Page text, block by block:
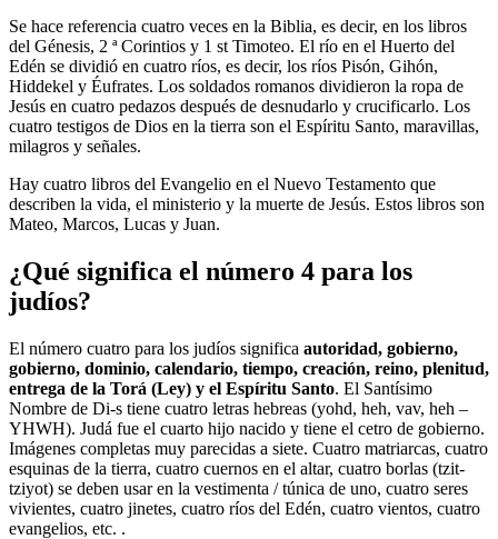
Se hace referencia cuatro veces en la Biblia, es decir, en los libros
del Génesis, 2 ª Corintios y 1 st Timoteo. El río en el Huerto del
Edén se dividió en cuatro ríos, es decir, los ríos Pisón, Gihón,
Hiddekel y Éufrates. Los soldados romanos dividieron la ropa de
Jesús en cuatro pedazos después de desnudarlo y crucificarlo. Los
cuatro testigos de Dios en la tierra son el Espíritu Santo, maravillas,
milagros y señales.
Hay cuatro libros del Evangelio en el Nuevo Testamento que
describen la vida, el ministerio y la muerte de Jesús. Estos libros son
Mateo, Marcos, Lucas y Juan.
¿Qué significa el número 4 para los
judíos?
El número cuatro para los judíos significa autoridad, gobierno,
gobierno, dominio, calendario, tiempo, creación, reino, plenitud,
entrega de la Torá (Ley) y el Espíritu Santo. El Santísimo
Nombre de Di-s tiene cuatro letras hebreas (yohd, heh, vav, heh –
YHWH). Judá fue el cuarto hijo nacido y tiene el cetro de gobierno.
Imágenes completas muy parecidas a siete. Cuatro matriarcas, cuatro
esquinas de la tierra, cuatro cuernos en el altar, cuatro borlas (tzit-
tziyot) se deben usar en la vestimenta / túnica de uno, cuatro seres
vivientes, cuatro jinetes, cuatro ríos del Edén, cuatro vientos, cuatro
evangelios, etc. .